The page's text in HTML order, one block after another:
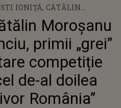
IONIȚĂ, CĂTĂLIN
ȘI COSMIN
PRIMII „GREI” ÎN CEA
TARE COMPETIȚIE DIN
– CEL DE-AL DOILEA SEZON
ROMÂNIA”
Moroșanu
primii „grei”
competiție
de-al doilea
România”